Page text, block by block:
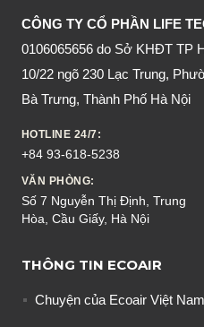
CÔNG TY CỔ PHẦN LIFE
0106065656 do Sở KHĐT TP
10/22 ngõ 230 Lạc Trung,
Bà Trưng, Thành Phố Hà Nội
HOTLINE 24/7:
+84 93-618-5238
VĂN PHÒNG:
Số 7 Nguyễn Thị Định, Trung
Hòa, Cầu Giấy, Hà Nội
THÔNG TIN ECOAIR
Chuyện của Ecoair Việt Nam